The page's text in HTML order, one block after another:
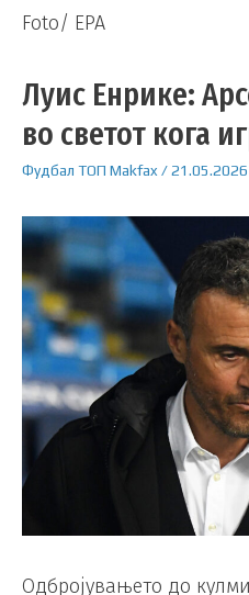
Foto/ EPA
Луис Енрике:
во светот кога
Фудбал ТОП Makfax /21.05.2026
Одбројувањето до